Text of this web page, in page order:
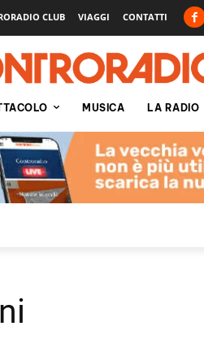
CLUB VIAGGI CONTATTI
MUSICA LA RADIO